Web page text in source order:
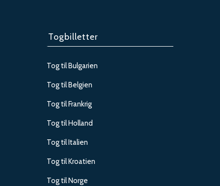
Togbilletter
Tog til Bulgarien
Tog til Belgien
Tog til Frankrig
Tog til Holland
Tog til Italien
Tog til Kroatien
Tog til Norge